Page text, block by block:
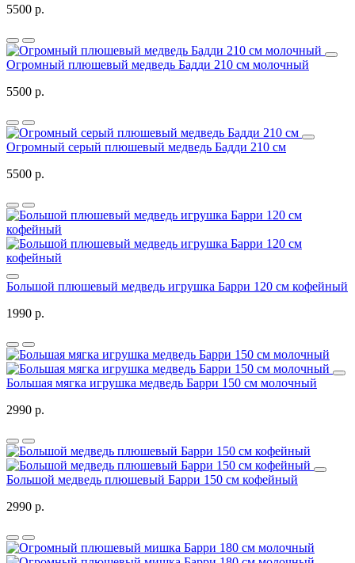
5500 р.
Огромный плюшевый медведь Бадди 210 см молочный
5500 р.
Огромный серый плюшевый медведь Бадди 210 см
5500 р.
Большой плюшевый медведь игрушка Барри 120 см кофейный
1990 р.
Большая мягка игрушка медведь Барри 150 см молочный
2990 р.
Большой медведь плюшевый Барри 150 см кофейный
2990 р.